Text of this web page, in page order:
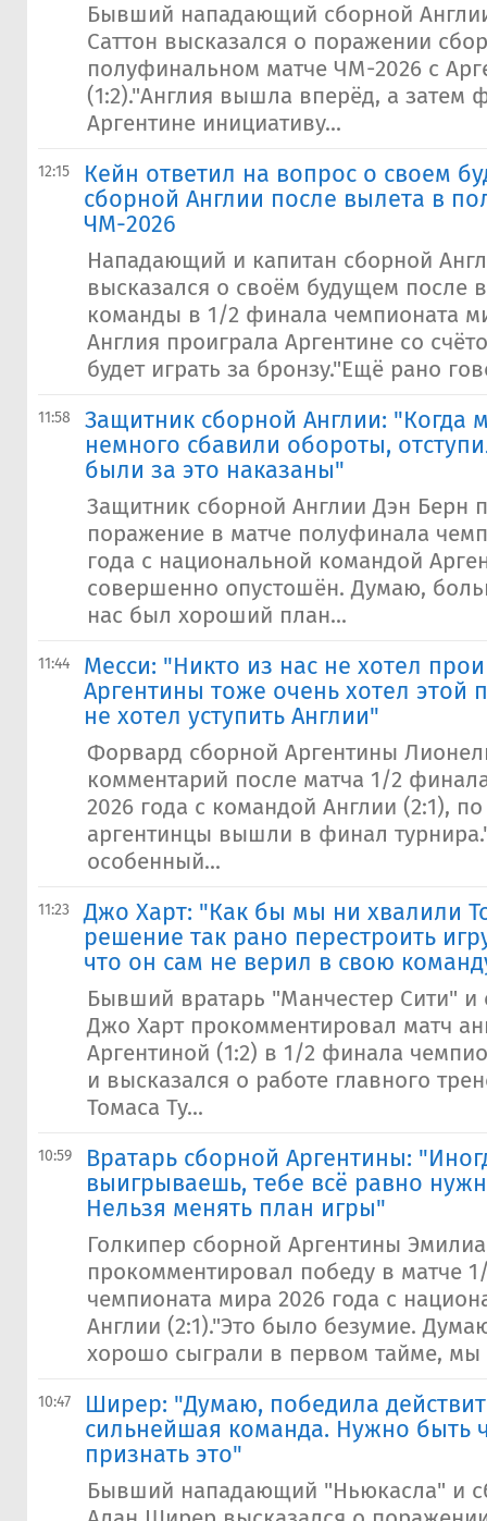
Бывший нападающий сборной
Саттон высказался о поражении
полуфинальном матче ЧМ-2026 с
(1:2)."Англия вышла вперёд, а затем
Аргентине инициативу...
12:15
Кейн ответил на вопрос о своем
сборной Англии после вылета в
ЧМ-2026
Нападающий и капитан сборной
высказался о своём будущем после
команды в 1/2 финала чемпионата
Англия проиграла Аргентине со
будет играть за бронзу."Ещё рано
11:58
Защитник сборной Англии: "Когда
немного сбавили обороты,
были за это наказаны"
Защитник сборной Англии Дэн Берн
поражение в матче полуфинала
года с национальной командой
совершенно опустошён. Думаю,
нас был хороший план...
11:44
Месси: "Никто из нас не хотел
Аргентины тоже очень хотел этой
не хотел уступить Англии"
Форвард сборной Аргентины
комментарий после матча 1/2
2026 года с командой Англии (2:1),
аргентинцы вышли в финал
особенный...
11:23
Джо Харт: "Как бы мы ни хвалили
решение так рано перестроить
что он сам не верил в свою
Бывший вратарь "Манчестер Сити" и
Джо Харт прокомментировал матч
Аргентиной (1:2) в 1/2 финала
и высказался о работе главного
Томаса Ту...
10:59
Вратарь сборной Аргентины:
выигрываешь, тебе всё равно
Нельзя менять план игры"
Голкипер сборной Аргентины
прокомментировал победу в матче
чемпионата мира 2026 года с
Англии (2:1)."Это было безумие.
хорошо сыграли в первом тайме,
10:47
Ширер: "Думаю, победила
сильнейшая команда. Нужно быть
признать это"
Бывший нападающий "Ньюкасла" и